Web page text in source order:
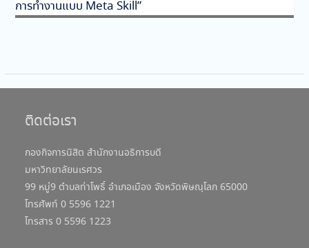
การทำงานแบบ Meta Skill”
ติดต่อเรา
กองกิจการนิสิต สำนักงานอธิการบดี
มหาวิทยาลัยนเรศวร
99 หมู่9 ตำบลท่าโพธิ์ อำเภอเมือง จังหวัดพิษณุโลก 65000
โทรศัพท์ 0 5596 1221
โทรสาร 0 5596 1223